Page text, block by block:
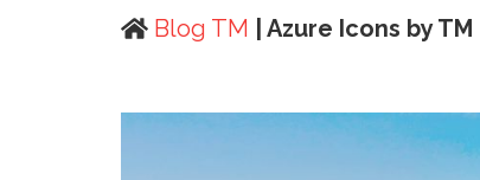
Blog TM | Azure Icons by TM